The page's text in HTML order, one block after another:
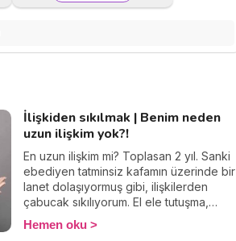
İlişkiden sıkılmak | Benim neden
uzun ilişkim yok?!
En uzun ilişkim mi? Toplasan 2 yıl. Sanki
ebediyen tatminsiz kafamın üzerinde bir
lanet dolaşıyormuş gibi, ilişkilerden
çabucak sıkılıyorum. El ele tutuşma,
öpüşme, koklaşma derken, kötü
zamanlamalar ve erken keşfedilen
Hemen oku